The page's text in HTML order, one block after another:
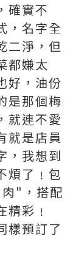
確實不
，名字全
二淨，但
都嫌太
好，油份
是那個梅
就連不愛
就是店員
，我想到
煩了﹗包
"，搭配
彩﹗
樣預訂了